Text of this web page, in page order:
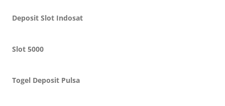
Deposit Slot Indosat
Slot 5000
Togel Deposit Pulsa